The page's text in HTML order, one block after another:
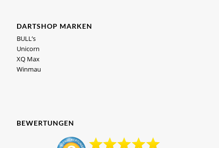
DARTSHOP MARKEN
BULL’s
Unicorn
XQ Max
Winmau
BEWERTUNGEN